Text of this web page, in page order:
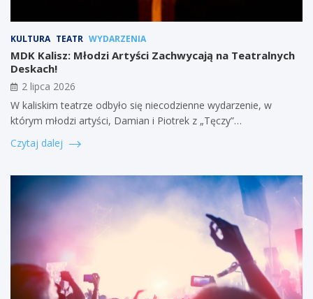
KULTURA TEATR WYDARZENIA
MDK Kalisz: Młodzi Artyści Zachwycają na Teatralnych
Deskach!
2 lipca 2026
W kaliskim teatrze odbyło się niecodzienne wydarzenie, w
którym młodzi artyści, Damian i Piotrek z „Tęczy”…
Czytaj dalej